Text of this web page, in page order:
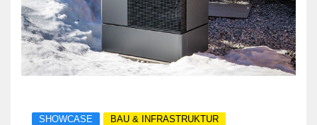
SHOWCASE
BAU & INFRASTRUKTUR